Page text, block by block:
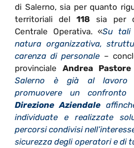
di Salerno, sia per quanto
territoriali del118 sia per
Centrale Operativa. «Su tali
natura organizzativa,
carenza di personale –
provinciale Andrea Pastore
Salerno è già al lavoro
promuovere un
Direzione Aziendale
individuate e realizzate
percorsi condivisi
sicurezza degli operatori e di